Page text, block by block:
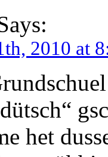
2010 at
het